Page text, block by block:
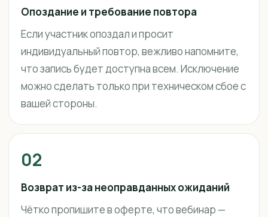
Опоздание и требование повтора
Если участник опоздал и просит
индивидуальный повтор, вежливо напомните,
что запись будет доступна всем. Исключение
можно сделать только при техническом сбое с
вашей стороны.
02
Возврат из-за неоправданных ожиданий
Чётко пропишите в оферте, что вебинар —